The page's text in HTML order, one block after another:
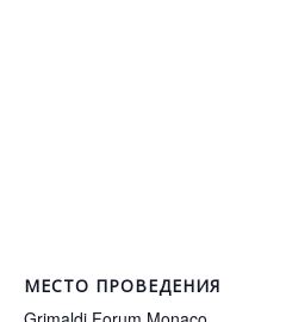
МЕСТО ПРОВЕДЕНИЯ